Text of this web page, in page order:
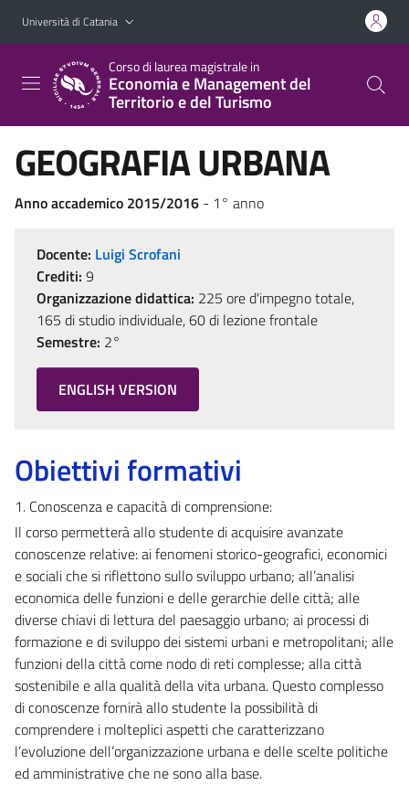
Vai al contenuto principale
Vai al menu di navigazione
Università di Catania
Corso di laurea magistrale in
Economia e Management del
Territorio e del Turismo
GEOGRAFIA URBANA
Anno accademico 2015/2016 - 1° anno
Docente: Luigi Scrofani
Crediti: 9
Organizzazione didattica: 225 ore d'impegno totale,
165 di studio individuale, 60 di lezione frontale
Semestre: 2°
ENGLISH VERSION
Obiettivi formativi
1. Conoscenza e capacità di comprensione:
Il corso permetterà allo studente di acquisire avanzate
conoscenze relative: ai fenomeni storico-geografici, economici
e sociali che si riflettono sullo sviluppo urbano; all’analisi
economica delle funzioni e delle gerarchie delle città; alle
diverse chiavi di lettura del paesaggio urbano; ai processi di
formazione e di sviluppo dei sistemi urbani e metropolitani; alle
funzioni della città come nodo di reti complesse; alla città
sostenibile e alla qualità della vita urbana. Questo complesso
di conoscenze fornirà allo studente la possibilità di
comprendere i molteplici aspetti che caratterizzano
l’evoluzione dell’organizzazione urbana e delle scelte politiche
ed amministrative che ne sono alla base.